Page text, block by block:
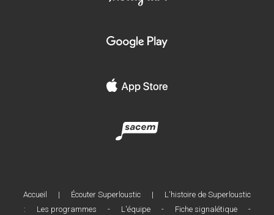
Accueil | Écouter Superloustic |
L'histoire de Superloustic
:
Les programmes - L'équipe - Fiche signalétique
-